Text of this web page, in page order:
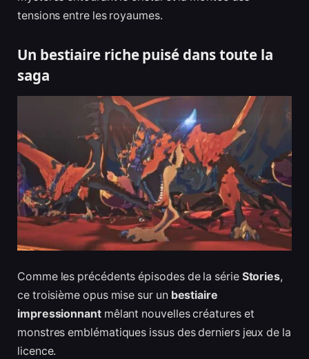
tensions entre les royaumes.
Un bestiaire riche puisé dans toute la
saga
Comme les précédents épisodes de la série Stories,
ce troisième opus mise sur un bestiaire
impressionnantmêlant nouvelles créatures et
monstres emblématiques issus des derniers jeux de la
licence.